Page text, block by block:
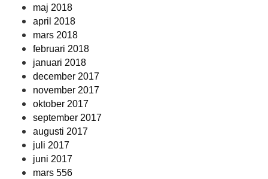
maj 2018
april 2018
mars 2018
februari 2018
januari 2018
december 2017
november 2017
oktober 2017
september 2017
augusti 2017
juli 2017
juni 2017
mars 556